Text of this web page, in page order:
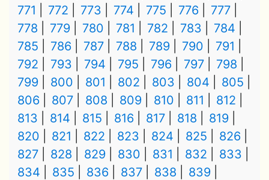
771
772 773 774 775 776
777
778
779 780 781 782 783
784
785
786 787 788 789 790
791
792
793 794 795 796 797
798
799
800 801 802 803 804
805
806
807 808 809 810 811
812
813
814 815 816 817 818
819
820
821 822 823 824 825
826
827
828 829 830 831 832
833
834
835 836 837 838
839